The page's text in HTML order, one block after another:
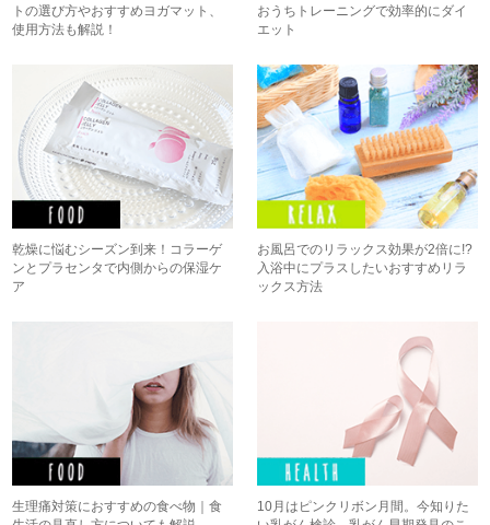
トの選び方やおすすめヨガマット、
使用方法も解説！
おうちトレーニングで効率的にダイ
エット
乾燥に悩むシーズン到来！コラーゲ
ンとプラセンタで内側からの保湿ケ
ア
お風呂でのリラックス効果が2倍に!?
入浴中にプラスしたいおすすめリラ
ックス方法
生理痛対策におすすめの食べ物｜食
10月はピンクリボン月間。今知りた